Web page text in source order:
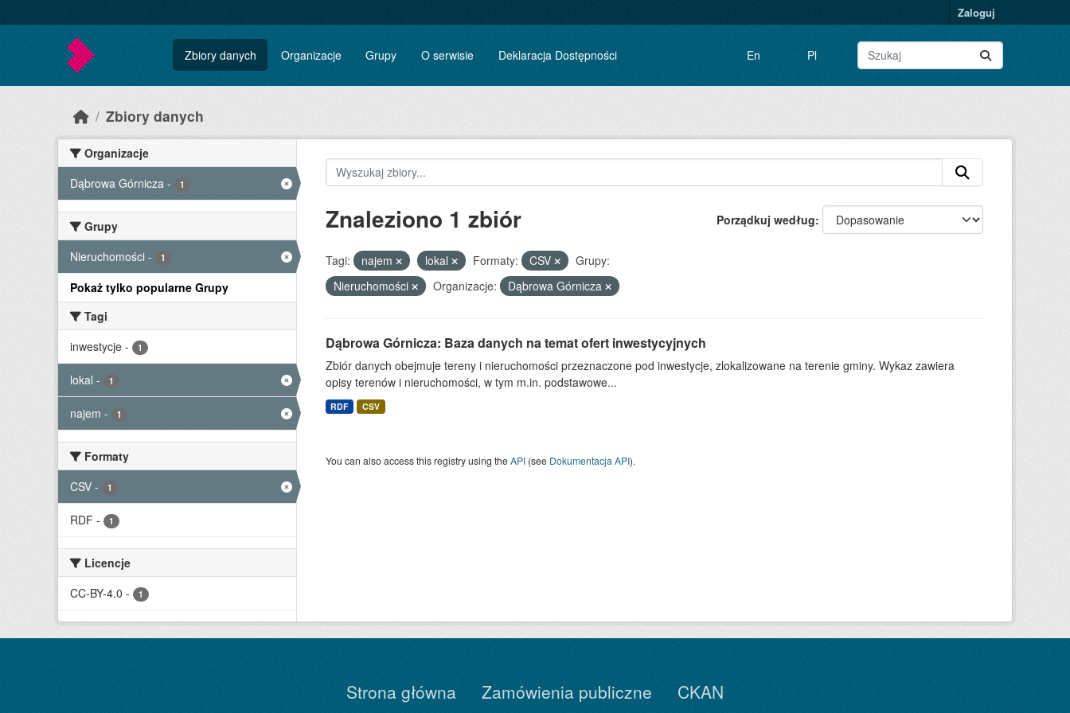
Zaloguj
Zbiory danych Organizacje Grupy O serwisie Deklaracja Dostępności En Pl
Zbiory danych
Organizacje
Dąbrowa Górnicza - 1
Grupy
Nieruchomości - 1
Pokaż tylko popularne Grupy
Tagi
inwestycje - 1
lokal - 1
najem - 1
Formaty
CSV - 1
RDF - 1
Licencje
CC-BY-4.0 - 1
Porządkuj według
Znaleziono 1 zbiór
Tagi: najem lokal Formaty: CSV
Grupy:
Nieruchomości
Organizacje: Dąbrowa Górnicza
Dąbrowa Górnicza: Baza danych na temat ofert inwestycyjnych
Zbiór danych obejmuje tereny i nieruchomości przeznaczone pod inwestycje, zlokalizowane na terenie gminy. Wykaz zawiera
opisy terenów i nieruchomości, w tym m.in. podstawowe...
RDF CSV
You can also access this registry using theAPI(see Dokumentacja API).
Strona główna Zamówienia publiczne CKAN